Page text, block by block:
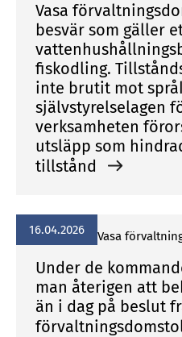
Vasa
besvär som gäller
fiskodling.
inte brutit mot
självstyrelselagen
verksamheten
utsläpp som
tillstånd
16.04.2026 Vasa
Under de
man återigen att
än i dag på beslut